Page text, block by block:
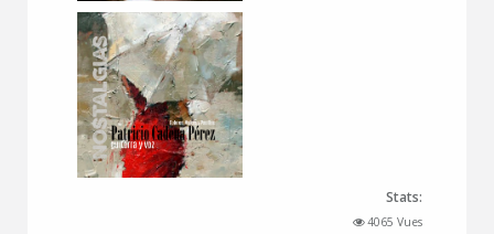
Stats:
4065 Vues